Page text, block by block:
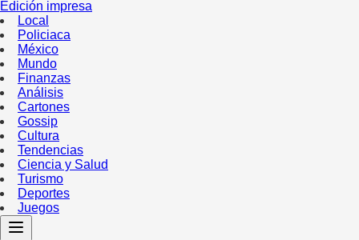
Edición impresa
Local
Policiaca
México
Mundo
Finanzas
Análisis
Cartones
Gossip
Cultura
Tendencias
Ciencia y Salud
Turismo
Deportes
Juegos